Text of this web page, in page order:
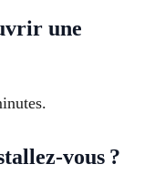
une
vous ?